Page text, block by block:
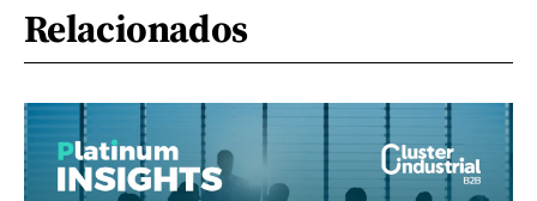
Relacionados